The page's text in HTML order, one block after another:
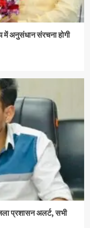
में अनुसंधान संरचना होगी
प्रशासन अलर्ट, सभी